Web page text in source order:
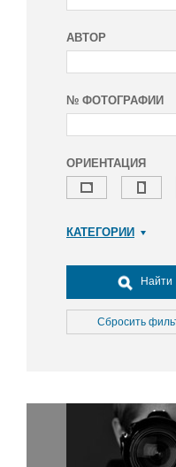
АВТОР
№ ФОТОГРАФИИ
ОРИЕНТАЦИЯ
КАТЕГОРИИ
Досуг, туризм и
Культура
Медицина
Окружающая
Политика
Правосудие
Найти
Сбросить